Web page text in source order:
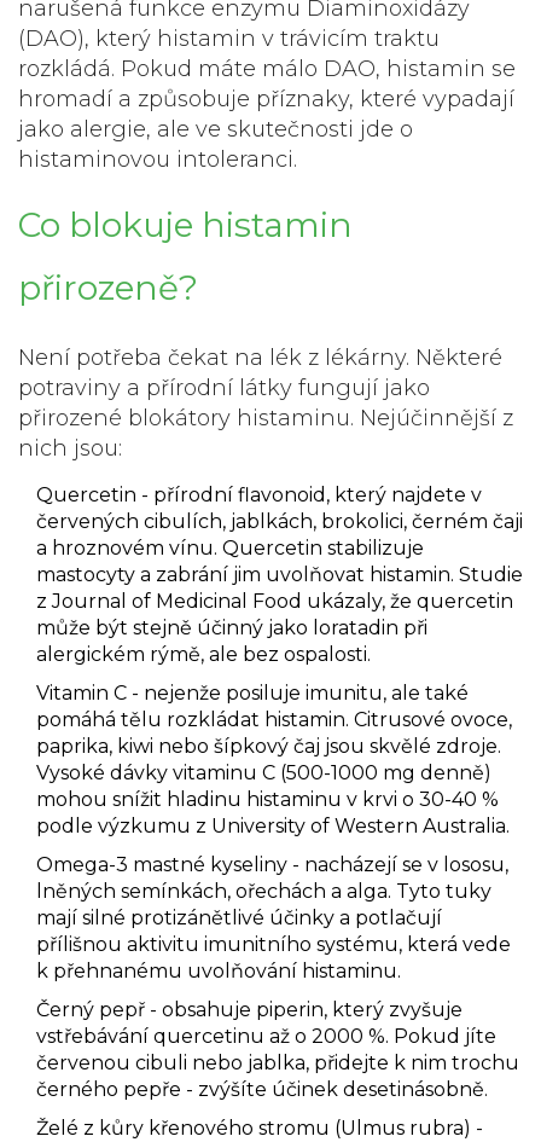
narušená funkce enzymu Diaminoxidázy
(DAO), který histamin v trávicím traktu
rozkládá. Pokud máte málo DAO, histamin se
hromadí a způsobuje příznaky, které vypadají
jako alergie, ale ve skutečnosti jde o
histaminovou intoleranci.
Co blokuje histamin
přirozeně?
Není potřeba čekat na lék z lékárny. Některé
potraviny a přírodní látky fungují jako
přirozené blokátory histaminu. Nejúčinnější z
nich jsou:
Quercetin - přírodní flavonoid, který najdete v
červených cibulích, jablkách, brokolici, černém čaji
a hroznovém vínu. Quercetin stabilizuje
mastocyty a zabrání jim uvolňovat histamin. Studie
zJournal of Medicinal Food ukázaly, že quercetin
může být stejně účinný jako loratadin při
alergickém rýmě, ale bez ospalosti.
Vitamin C - nejenže posiluje imunitu, ale také
pomáhá tělu rozkládat histamin. Citrusové ovoce,
paprika, kiwi nebo šípkový čaj jsou skvělé zdroje.
Vysoké dávky vitaminu C (500-1000 mg denně)
mohou snížit hladinu histaminu v krvi o 30-40 %
podle výzkumu z University of Western Australia.
Omega-3 mastné kyseliny - nacházejí se v lososu,
lněných semínkách, ořechách a alga. Tyto tuky
mají silné protizánětlivé účinky a potlačují
přílišnou aktivitu imunitního systému, která vede
k přehnanému uvolňování histaminu.
Černý pepř - obsahuje piperin, který zvyšuje
vstřebávání quercetinu až o 2000 %. Pokud jíte
červenou cibuli nebo jablka, přidejte k nim trochu
černého pepře - zvýšíte účinek desetinásobně.
Želé z kůry křenového stromu (Ulmus rubra) -